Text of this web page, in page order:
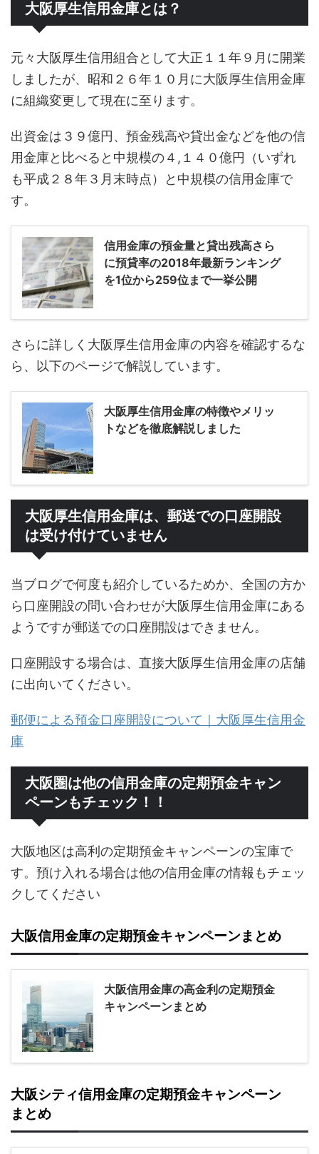
大阪厚生信用金庫とは？
元々大阪厚生信用組合として大正１１年９月に開業
しましたが、昭和２６年１０月に大阪厚生信用金庫
に組織変更して現在に至ります。
出資金は３９億円、預金残高や貸出金などを他の信
用金庫と比べると中規模の４,１４０億円（いずれ
も平成２８年３月末時点）と中規模の信用金庫で
す。
信用金庫の預金量と貸出残高さら
に預貸率の2018年最新ランキング
を1位から259位まで一挙公開
さらに詳しく大阪厚生信用金庫の内容を確認するな
ら、以下のページで解説しています。
大阪厚生信用金庫の特徴やメリッ
トなどを徹底解説しました
大阪厚生信用金庫は、郵送での口座開設
は受け付けていません
当ブログで何度も紹介しているためか、全国の方か
ら口座開設の問い合わせが大阪厚生信用金庫にある
ようですが郵送での口座開設はできません。
口座開設する場合は、直接大阪厚生信用金庫の店舗
に出向いてください。
郵便による預金口座開設について｜大阪厚生信用金
庫
大阪圏は他の信用金庫の定期預金キャン
ペーンもチェック！！
大阪地区は高利の定期預金キャンペーンの宝庫で
す。預け入れる場合は他の信用金庫の情報もチェッ
クしてください
大阪信用金庫の定期預金キャンペーンまとめ
大阪信用金庫の高金利の定期預金
キャンペーンまとめ
大阪シティ信用金庫の定期預金キャンペーン
まとめ